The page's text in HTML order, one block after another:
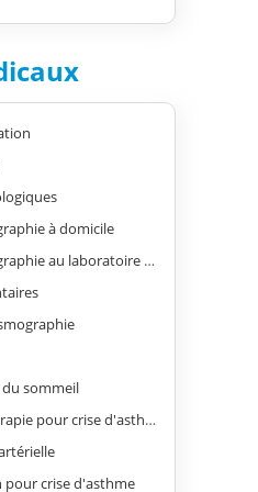
à domicile
polysomnographie au laboratoire (examen de référence en sommeil)
sommeil
oxygénothérapie pour crise d'asthme
pour crise d'asthme